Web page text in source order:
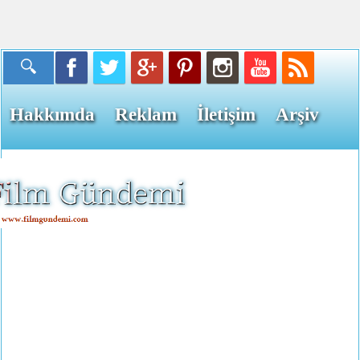
Hakkımda Reklam İletişim Arşiv